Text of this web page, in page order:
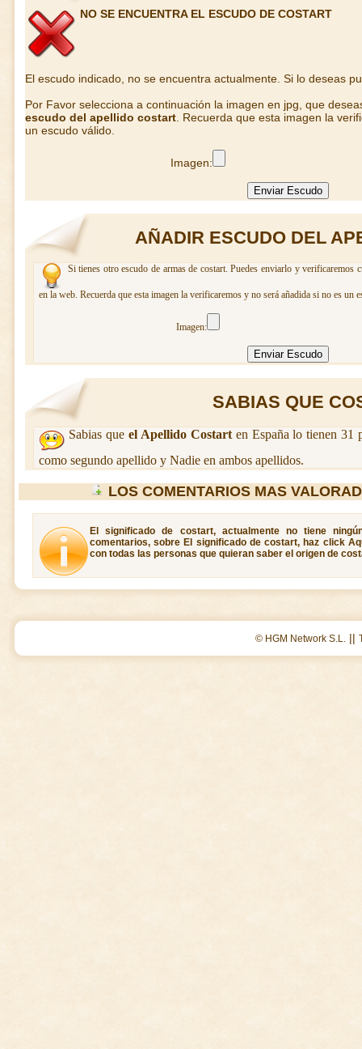
NO SE ENCUENTRA EL ESCUDO DE COSTART
El escudo indicado, no se encuentra actualmente. Si lo deseas
Por Favor selecciona a continuación la imagen en jpg, que
escudo del apellido costart . Recuerda que esta imagen la
un escudo válido.
Imagen:
AÑADIR ESCUDO DEL
Si tienes otro escudo de armas de costart. Puedes enviarlo y verificaremos
en la web. Recuerda que esta imagen la verificaremos y no será añadida si no es un
Imagen:
SABIAS QUE
Sabias que el Apellido Costarten España lo tienen 31
como segundo apellido y Nadie en ambos apellidos.
LOS COMENTARIOS MAS
El significado de costart, actualmente no tiene
comentarios, sobre El significado de costart, haz click
con todas las personas que quieran saber el origen de
© HGM Network S.L. ||